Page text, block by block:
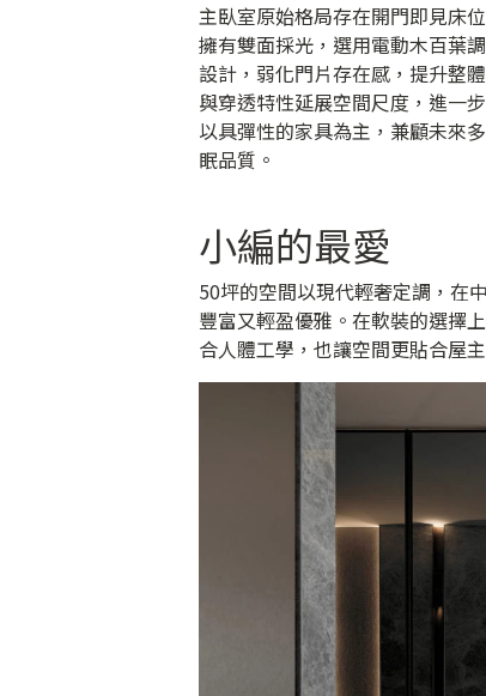
主臥室原始格局存在開門即見床
擁有雙面採光，選用電動木百葉
設計，弱化門片存在感，提升整
與穿透特性延展空間尺度，進一
以具彈性的家具為主，兼顧未來
眠品質。
小編的最愛
50坪的空間以現代輕奢定調，在
豐富又輕盈優雅。在軟裝的選擇
合人體工學，也讓空間更貼合屋